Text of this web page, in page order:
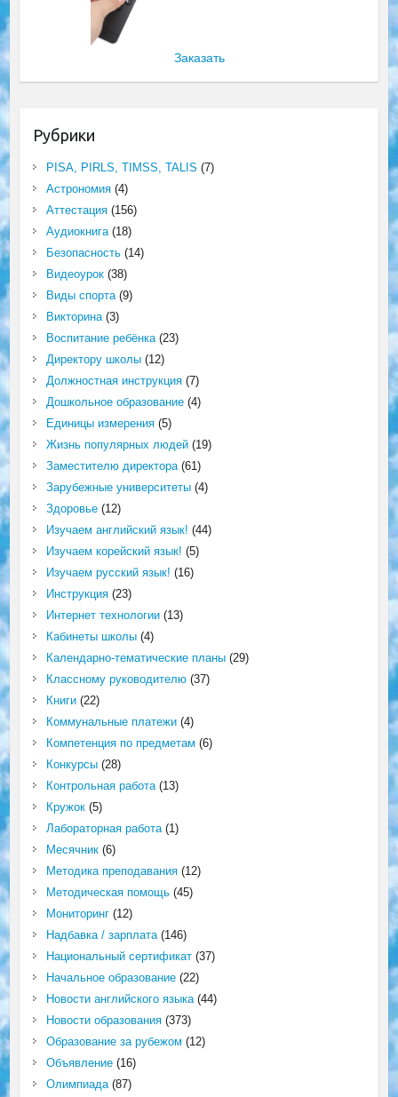
Заказать
Рубрики
PISA, PIRLS, TIMSS, TALIS (7)
Астрономия(4)
Аттестация(156)
Аудиокнига(18)
Безопасность(14)
Видеоурок(38)
Виды спорта(9)
Викторина(3)
Воспитание ребёнка(23)
Директору школы(12)
Должностная инструкция(7)
Дошкольное образование(4)
Единицы измерения(5)
Жизнь популярных людей(19)
Заместителю директора(61)
Зарубежные университеты(4)
Здоровье(12)
Изучаем английский язык! (44)
Изучаем корейский язык! (5)
Изучаем русский язык! (16)
Инструкция(23)
Интернет технологии(13)
Кабинеты школы(4)
Календарно-тематические планы(29)
Классному руководителю(37)
Книги(22)
Коммунальные платежи(4)
Компетенция по предметам (6)
Конкурсы(28)
Контрольная работа(13)
Кружок(5)
Лабораторная работа(1)
Месячник(6)
Методика преподавания(12)
Методическая помощь(45)
Мониторинг(12)
Надбавка / зарплата(146)
Национальный сертификат(37)
Начальное образование(22)
Новости английского языка(44)
Новости образования(373)
Образование за рубежом (12)
Объявление(16)
Олимпиада(87)